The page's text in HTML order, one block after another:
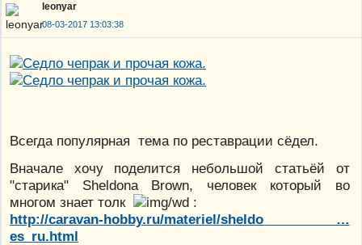
leonyar
08-03-2017 13:03:38
Всегда популярная тема по реставрации сёдел.
Вначале хочу поделится небольшой статьёй от
"старика" Sheldona Brown, человек который во
многом знает толк
:
http://caravan-hobby.ru/materiel/sheldo …
es_ru.html